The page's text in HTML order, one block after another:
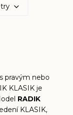
pravým nebo
KLASIK je
RADIK
KLASIK,